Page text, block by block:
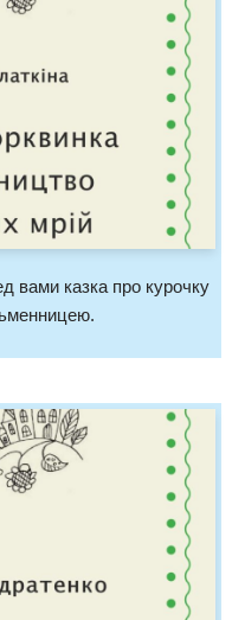
вами казка про курочку